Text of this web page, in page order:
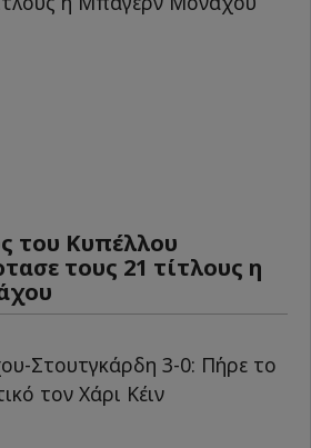
του Κυπέλλου
τους 21 τίτλους η